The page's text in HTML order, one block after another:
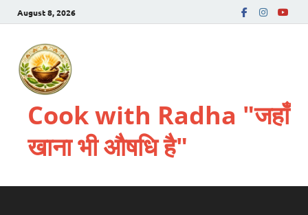
August 8, 2026
Cook with Radha "जहाँ
खाना भी औषधि है"